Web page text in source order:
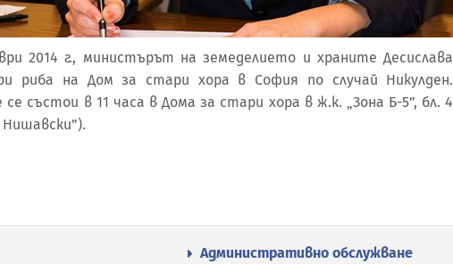
2014 г., министърът на земеделието и храните Десислава
риба на Дом за стари хора в София по случай Никулден.
състои в 11 часа в Дома за стари хора в ж.к. „Зона Б-5”, бл. 4
Административно обслужване